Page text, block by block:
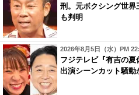
刑。元ボクシング世
も判明
2026年8月5日（水）PM
フジテレビ『有吉の
出演シーンカット騒